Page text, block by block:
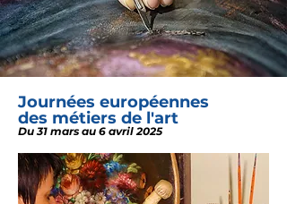
Journées européennes
des métiers de l'art
Du 31 mars au 6 avril 2025